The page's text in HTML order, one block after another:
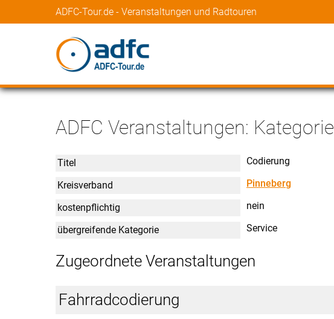
ADFC-Tour.de - Veranstaltungen und Radtouren
ADFC Veranstaltungen: Kategorie
Titel Codierung
Kreisverband Pinneberg
kostenpflichtig nein
übergreifende Kategorie Service
Zugeordnete Veranstaltungen
Fahrradcodierung